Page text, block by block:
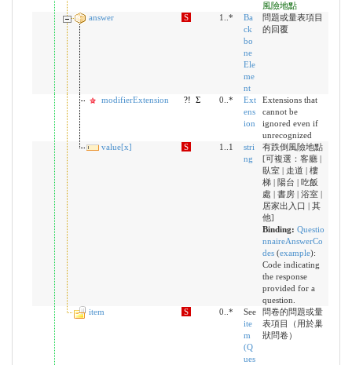
風險地點
answer
S 1..*
Ba
ck
bo
ne
Ele
me
nt
問題或量表項目
的回覆
modifierExtension ?! Σ 0..*
Ext
ens
ion
Extensions that
cannot be
ignored even if
unrecognized
value[x]
S 1..1
stri
ng
有跌倒風險地點
[可複選：客廳 |
臥室 | 走道 | 樓
梯 | 陽台 | 吃飯
處 | 書房 | 浴室 |
居家出入口 | 其
他]
Binding: Questio
nnaireAnswerCo
des(example):
Code indicating
the response
provided for a
question.
item
S 0..*
See
ite
m
(Q
ues
問卷的問題或量
表項目（用於巢
狀問卷）